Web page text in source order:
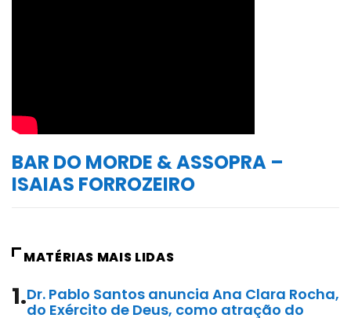
BAR DO MORDE & ASSOPRA –
ISAIAS FORROZEIRO
MATÉRIAS MAIS LIDAS
1.Dr. Pablo Santos anuncia Ana Clara Rocha,
do Exército de Deus, como atração do